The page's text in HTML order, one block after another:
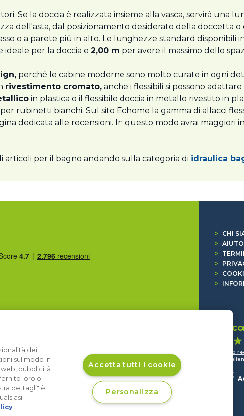
Se la doccia è realizzata insieme alla vasca, servirà una
dell'asta, dal posizionamento desiderato della doccetta o
o a parete più in alto. Le lunghezze standard disponibili
ideale per la doccia e 2,00 m per avere il massimo dello
perché le cabine moderne sono molto curate in ogni
rivestimento cromato, anche i flessibili si possono
in plastica o il flessibile doccia in metallo rivestito in
rubinetti bianchi. Sul sito Echome la gamma di allacci
dedicata alle recensioni. In questo modo avrai maggiori
per il bagno andando sulla categoria di idraulica
>
CHI
>
>
>
>
>
1.640
dei
sul modo in
web, pubblicità
loro o
dettagli" è
Accetta tutti i cookie
Personalizza